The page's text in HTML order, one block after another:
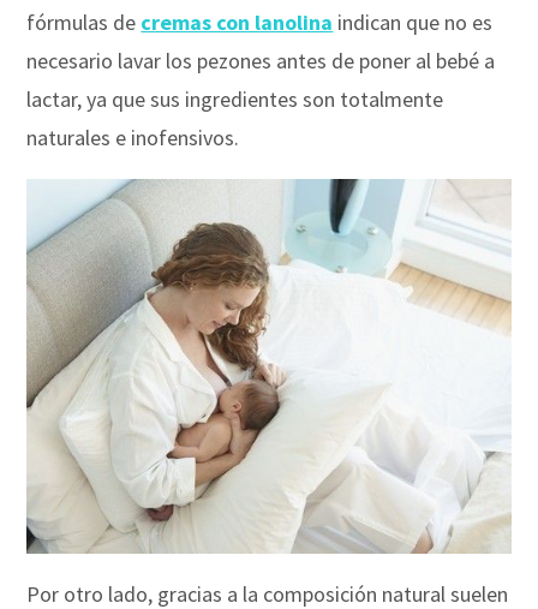
fórmulas de cremas con lanolina indican que no es
necesario lavar los pezones antes de poner al bebé a
lactar, ya que sus ingredientes son totalmente
naturales e inofensivos.
Por otro lado, gracias a la composición natural suelen